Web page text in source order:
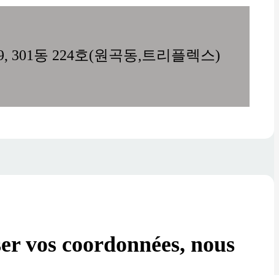
queue et montage
301동 224호(원곡동,트리플렉스)
vos coordonnées, nous